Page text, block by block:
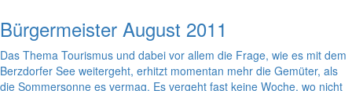
Bürgermeister August 2011
Das Thema Tourismus und dabei vor allem die Frage, wie es mit dem
Berzdorfer See weitergeht, erhitzt momentan mehr die Gemüter, als
die Sommersonne es vermag. Es vergeht fast keine Woche, wo nicht